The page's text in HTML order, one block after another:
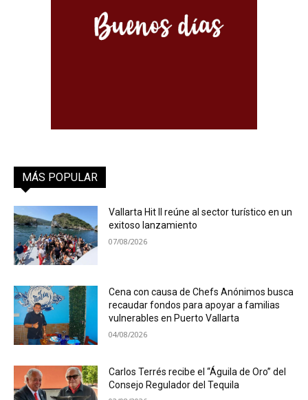
MÁS POPULAR
Vallarta Hit II reúne al sector turístico en un
exitoso lanzamiento
07/08/2026
Cena con causa de Chefs Anónimos busca
recaudar fondos para apoyar a familias
vulnerables en Puerto Vallarta
04/08/2026
Carlos Terrés recibe el “Águila de Oro” del
Consejo Regulador del Tequila